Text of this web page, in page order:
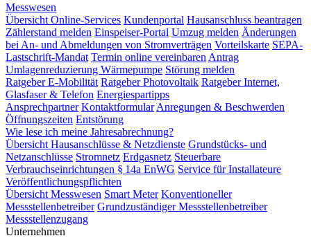
Messwesen
Übersicht Online-Services Kundenportal Hausanschluss beantragen
Zählerstand melden Einspeiser-Portal Umzug melden Änderungen
bei An- und Abmeldungen von Stromverträgen Vorteilskarte SEPA-
Lastschrift-Mandat Termin online vereinbaren Antrag
Umlagenreduzierung Wärmepumpe Störung melden
Ratgeber E-Mobilität Ratgeber Photovoltaik Ratgeber Internet,
Glasfaser & Telefon Energiespartipps
Ansprechpartner Kontaktformular Anregungen & Beschwerden
Öffnungszeiten Entstörung
Wie lese ich meine Jahresabrechnung?
Übersicht Hausanschlüsse & Netzdienste Grundstücks- und
Netzanschlüsse Stromnetz Erdgasnetz Steuerbare
Verbrauchseinrichtungen § 14a EnWG Service für Installateure
Veröffentlichungspflichten
Übersicht Messwesen Smart Meter Konventioneller
Messstellenbetreiber Grundzuständiger Messstellenbetreiber
Messstellenzugang
Unternehmen